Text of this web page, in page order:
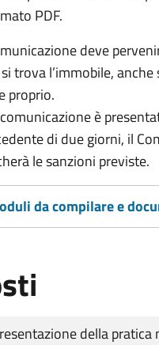
PDF.
deve
trova l’immobile,
proprio.
è
di due giorni, il
le sanzioni previste.
da compilare e
di pagamentodella